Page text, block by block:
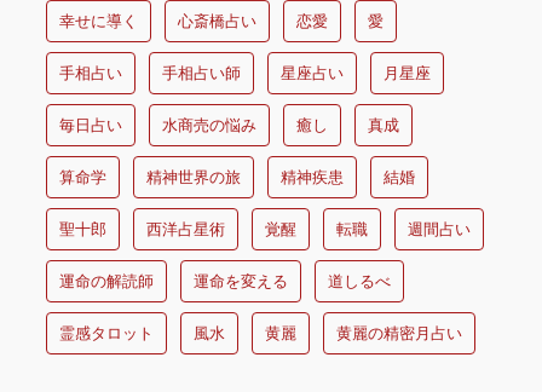
幸せに導く 心斎橋占い 恋愛 愛
手相占い 手相占い師 星座占い 月星座
毎日占い 水商売の悩み 癒し 真成
算命学 精神世界の旅 精神疾患 結婚
聖十郎 西洋占星術 覚醒 転職 週間占い
運命の解読師 運命を変える 道しるべ
霊感タロット 風水 黄麗 黄麗の精密月占い